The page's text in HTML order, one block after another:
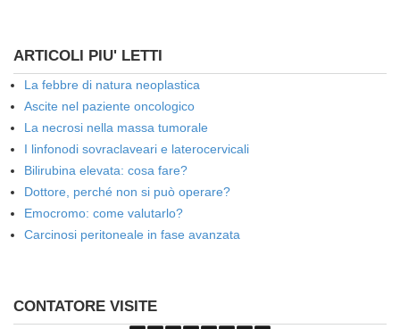
ARTICOLI PIU' LETTI
La febbre di natura neoplastica
Ascite nel paziente oncologico
La necrosi nella massa tumorale
I linfonodi sovraclaveari e laterocervicali
Bilirubina elevata: cosa fare?
Dottore, perché non si può operare?
Emocromo: come valutarlo?
Carcinosi peritoneale in fase avanzata
CONTATORE VISITE